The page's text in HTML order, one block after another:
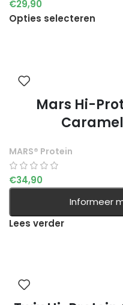
€29,90
Opties selecteren
Mars Hi-
MARS® Protein
€34,90
Informeer
Lees verder